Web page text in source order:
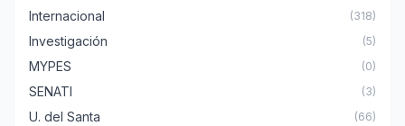
Internacional (318)
Investigación (5)
MYPES (0)
SENATI (3)
U. del Santa (66)